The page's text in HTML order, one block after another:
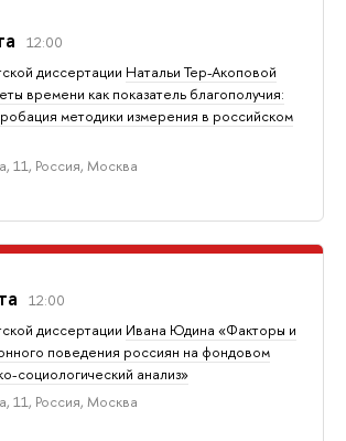
12:00
диссертации Натальи Тер-Акоповой
времени как показатель благополучия:
методики измерения в российском
11, Россия, Москва
12:00
диссертации Ивана Юдина «Факторы и
поведения россиян на фондовом
социологический анализ»
11, Россия, Москва